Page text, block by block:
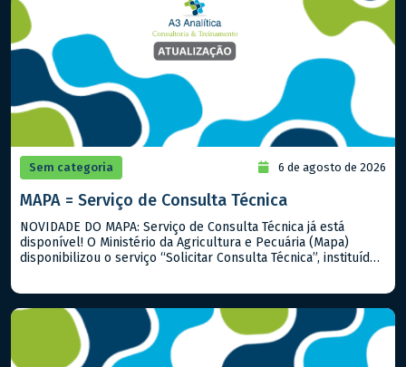
Sem categoria 6 de agosto de 2026
MAPA = Serviço de Consulta Técnica
NOVIDADE DO MAPA: Serviço de Consulta Técnica já está
disponível! O Ministério da Agricultura e Pecuária (Mapa)
disponibilizou o serviço “Solicitar Consulta Técnica”, instituído
normas, regulamentos, procedimentos técnicos e outros
assuntos […]